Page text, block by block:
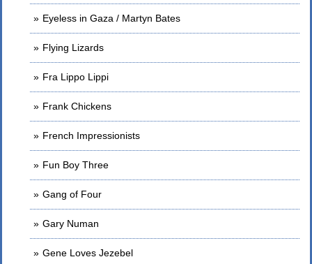
Eyeless in Gaza / Martyn Bates
Flying Lizards
Fra Lippo Lippi
Frank Chickens
French Impressionists
Fun Boy Three
Gang of Four
Gary Numan
Gene Loves Jezebel